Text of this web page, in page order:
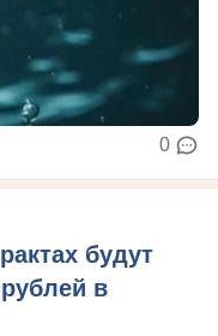
0
будут
в